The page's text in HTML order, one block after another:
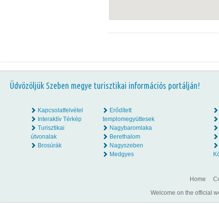
Üdvözöljük Szeben megye turisztikai információs portálján!
Kapcsolatfelvétel
Interaktív Térkép
Turisztikai
útvonalak
Brosúrák
Erődített
templomegyüttesek
Nagybaromlaka
Berethalom
Nagyszeben
Medgyes
Home
Welcome on the official